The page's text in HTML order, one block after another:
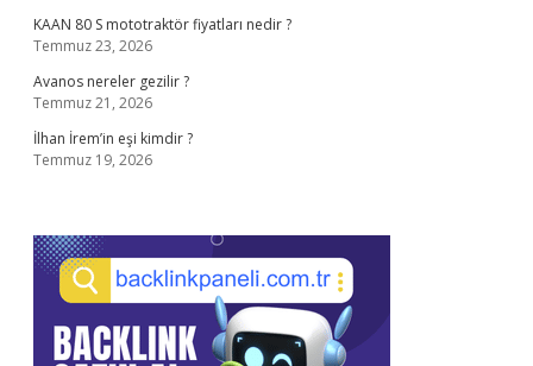
KAAN 80 S mototraktör fiyatları nedir ?
Temmuz 23, 2026
Avanos nereler gezilir ?
Temmuz 21, 2026
İlhan İrem’in eşi kimdir ?
Temmuz 19, 2026